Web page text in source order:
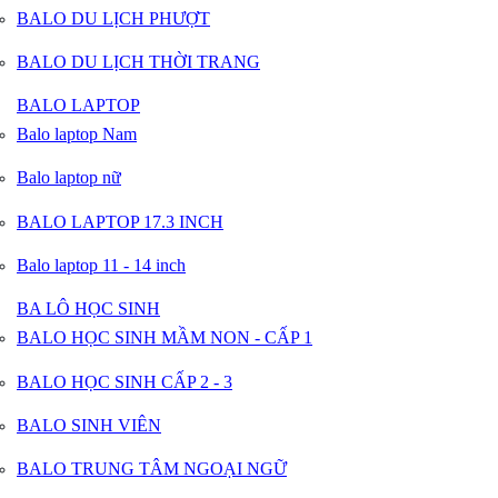
BALO DU LỊCH PHƯỢT
BALO DU LỊCH THỜI TRANG
BALO LAPTOP
Balo laptop Nam
Balo laptop nữ
BALO LAPTOP 17.3 INCH
Balo laptop 11 - 14 inch
BA LÔ HỌC SINH
BALO HỌC SINH MẦM NON - CẤP 1
BALO HỌC SINH CẤP 2 - 3
BALO SINH VIÊN
BALO TRUNG TÂM NGOẠI NGỮ